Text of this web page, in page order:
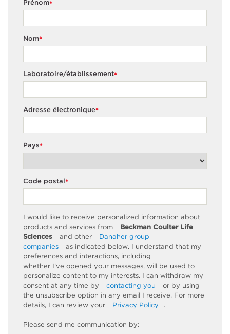
*
Prénom
*
Nom
*
Laboratoire/établissement
*
Adresse électronique
*
Pays
*
Code postal
I would like to receive personalized information about
products and services from
Beckman Coulter Life
Sciences
and other
Danaher group
companies
as indicated below. I understand that my
preferences and interactions, including
whether I’ve opened your messages, will be used to
personalize content to my interests. I can withdraw my
consent at any time by
contacting you
or by using
the unsubscribe option in any email I receive. For more
details, I can review your Privacy Policy .
Please send me communication by: